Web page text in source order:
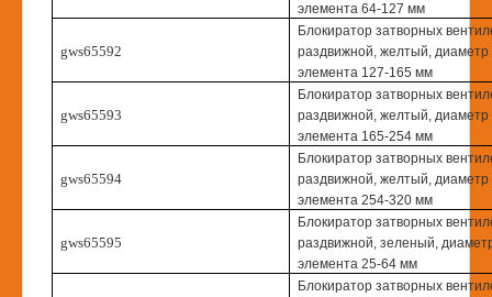
элемента 64-127 мм
gws65592
Блокиратор затворных
раздвижной, желтый, диаметр
элемента 127-165 мм
gws65593
Блокиратор затворных
раздвижной, желтый, диаметр
элемента 165-254 мм
gws65594
Блокиратор затворных
раздвижной, желтый, диаметр
элемента 254-320 мм
gws65595
Блокиратор затворных
раздвижной, зеленый, диаметр
элемента 25-64 мм
Блокиратор затворных